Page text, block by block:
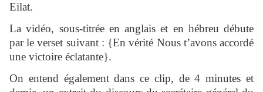
Eilat.
La vidéo, sous-titrée en anglais et en hébreu débute
par le verset suivant : {En vérité Nous t’avons accordé
une victoire éclatante}.
On entend également dans ce clip, de 4 minutes et